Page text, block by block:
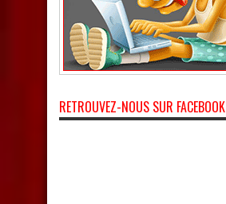
RETROUVEZ-NOUS SUR FACEBOOK